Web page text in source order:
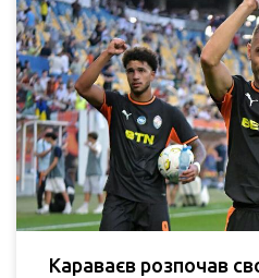
Караваєв розпочав